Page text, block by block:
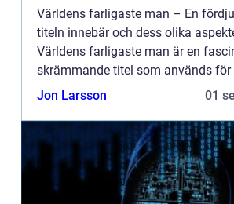
Världens farligaste man – En
titeln innebär och dess olika
Världens farligaste man är en
skrämmande titel som används för
individer som anses vara extremt
Jon Larsson 01